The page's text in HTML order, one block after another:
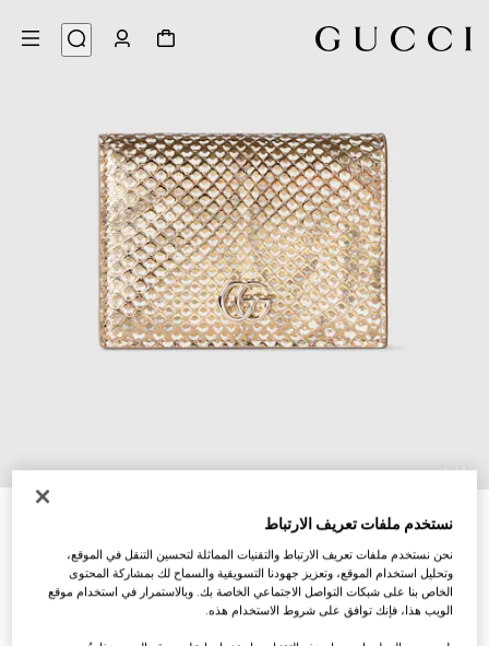
1
/
6
التخصيص بالأحرف الأولى
محفظة GG Marmont صغيرة الحجم من جلد أفعى
البايثون
€ 955
تنويعات لون ذهبي معدني
نستخدم ملفات تعريف الارتباط
نحن نستخدم ملفات تعريف الارتباط والتقنيات المماثلة لتحسين التنقل في الموقع،
وتحليل استخدام الموقع، وتعزيز جهودنا التسويقية والسماح لك بمشاركة المحتوى
الخاص بنا على شبكات التواصل الاجتماعي الخاصة بك. وبالاستمرار في استخدام موقع
الويب هذا، فإنك توافق على شروط الاستخدام هذه.